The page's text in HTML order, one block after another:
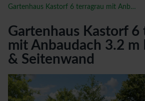
Gartenhaus Kastorf 6 terragrau mit Anbaudach 3.2 m Rückwand & Seitenwand
Gartenhaus Kastorf 6
mit Anbaudach 3.2 m
& Seitenwand